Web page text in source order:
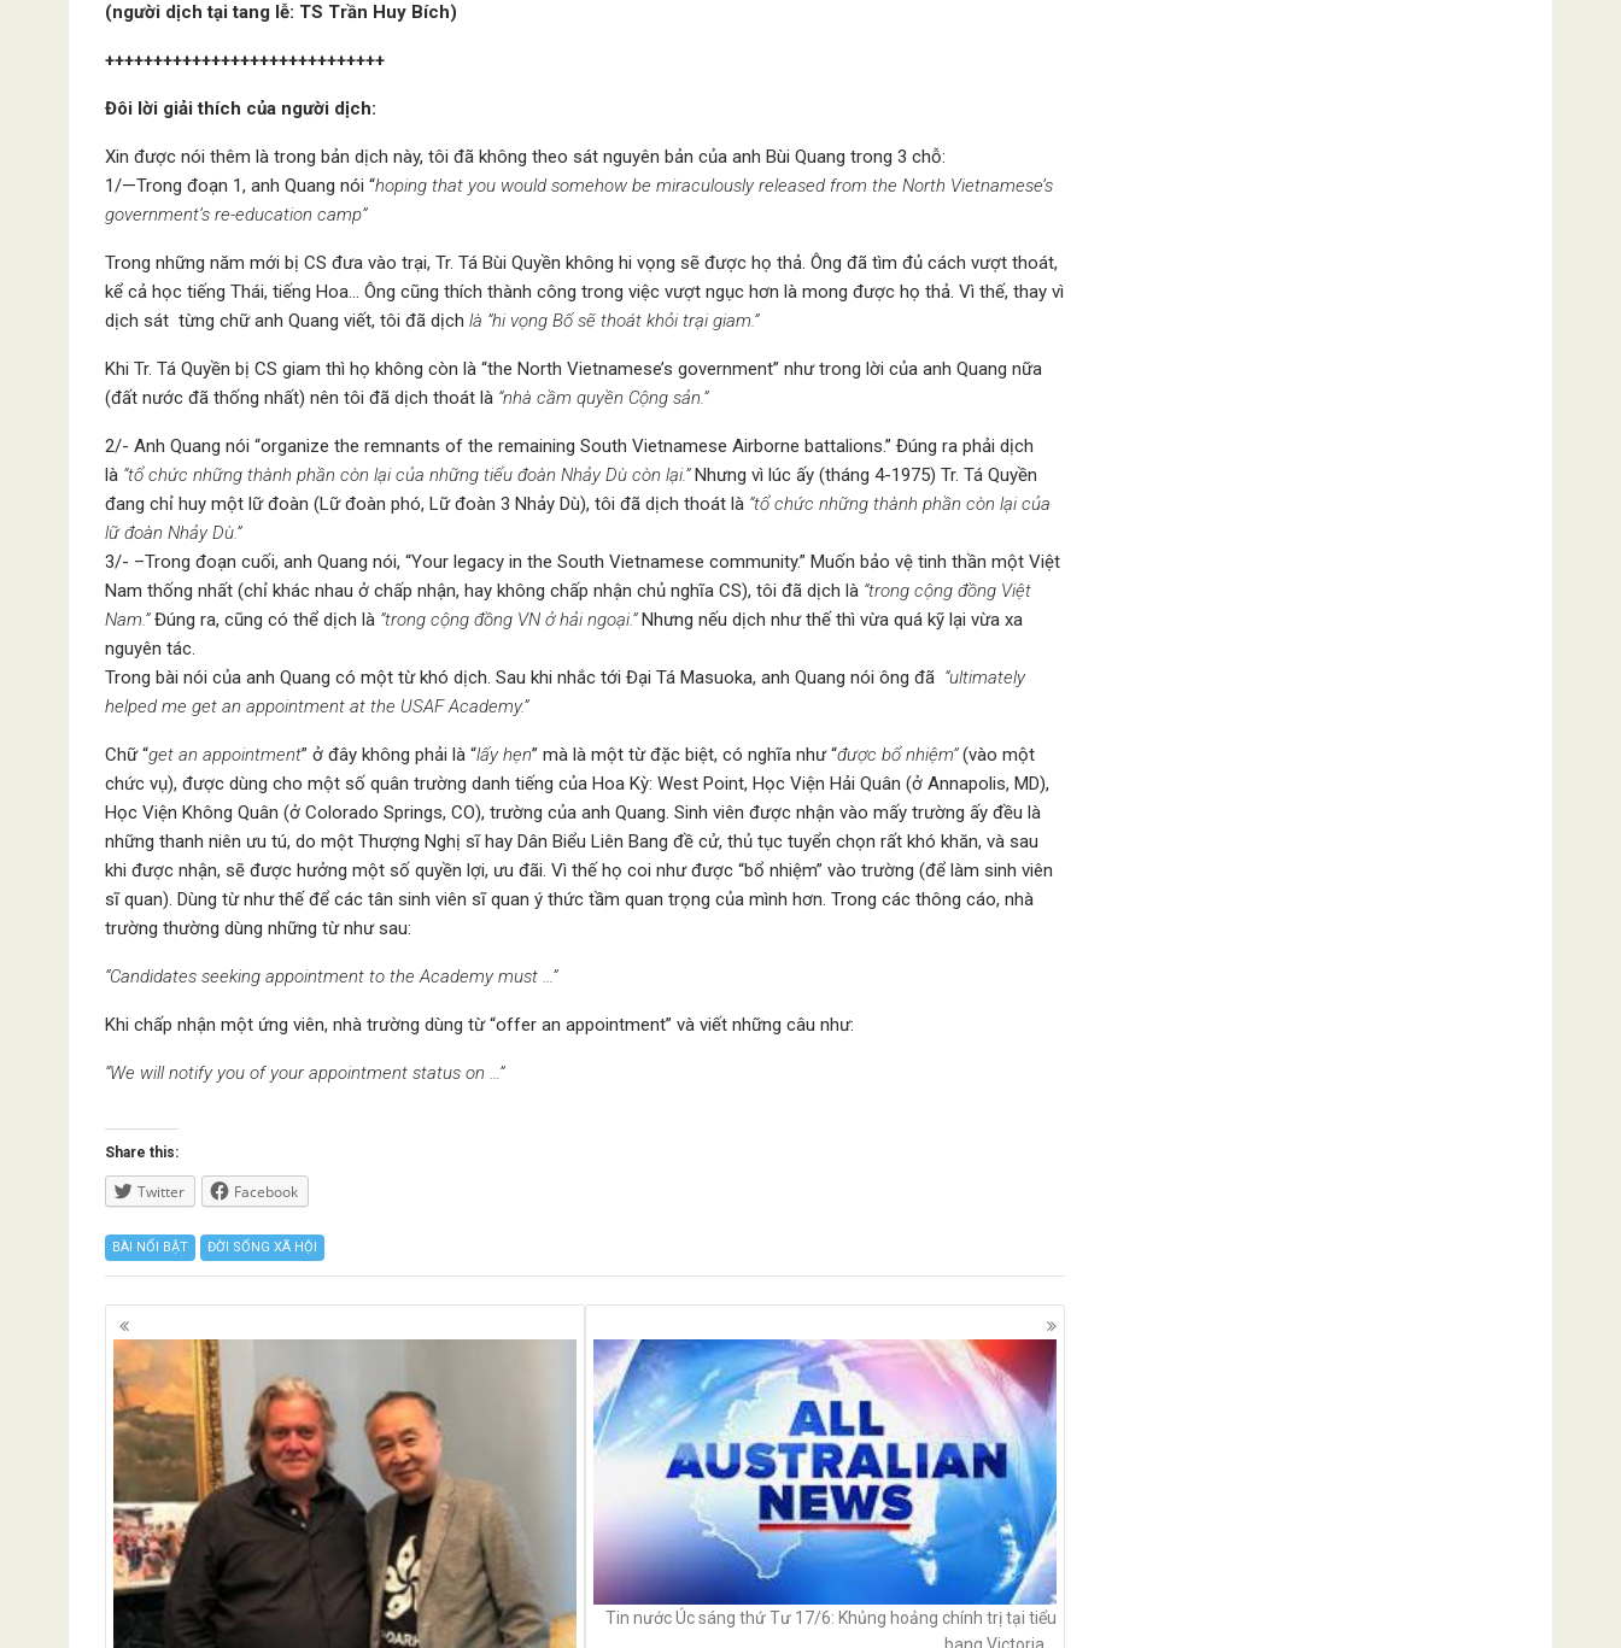
(người dịch tại tang lễ: TS Trần Huy Bích)
+++++++++++++++++++++++++++++
Đôi lời giải thích của người dịch:
Xin được nói thêm là trong bản dịch này, tôi đã không theo sát nguyên bản của anh Bùi Quang trong 3 chỗ:
1/—Trong đoạn 1, anh Quang nói “hoping that you would somehow be miraculously released from the North Vietnamese’s
government’s re-education camp”
Trong những năm mới bị CS đưa vào trại, Tr. Tá Bùi Quyền không hi vọng sẽ được họ thả. Ông đã tìm đủ cách vượt thoát,
kể cả học tiếng Thái, tiếng Hoa… Ông cũng thích thành công trong việc vượt ngục hơn là mong được họ thả. Vì thế, thay vì
dịch sát từng chữ anh Quang viết, tôi đã dịch là ”hi vọng Bố sẽ thoát khỏi trại giam.”
Khi Tr. Tá Quyền bị CS giam thì họ không còn là “the North Vietnamese’s government” như trong lời của anh Quang nữa
(đất nước đã thống nhất) nên tôi đã dịch thoát là “nhà cầm quyền Cộng sản.”
2/- Anh Quang nói “organize the remnants of the remaining South Vietnamese Airborne battalions.” Đúng ra phải dịch
là “tổ chức những thành phần còn lại của những tiểu đoàn Nhảy Dù còn lại.”Nhưng vì lúc ấy (tháng 4-1975) Tr. Tá Quyền
đang chỉ huy một lữ đoàn (Lữ đoàn phó, Lữ đoàn 3 Nhảy Dù), tôi đã dịch thoát là “tổ chức những thành phần còn lại của
lữ đoàn Nhảy Dù.”
3/- –Trong đoạn cuối, anh Quang nói, “Your legacy in the South Vietnamese community.” Muốn bảo vệ tinh thần một Việt
Nam thống nhất (chỉ khác nhau ở chấp nhận, hay không chấp nhận chủ nghĩa CS), tôi đã dịch là “trong cộng đồng Việt
Nam.”Đúng ra, cũng có thể dịch là ”trong cộng đồng VN ở hải ngoại.”Nhưng nếu dịch như thế thì vừa quá kỹ lại vừa xa
nguyên tác.
Trong bài nói của anh Quang có một từ khó dịch. Sau khi nhắc tới Đại Tá Masuoka, anh Quang nói ông đã “ultimately
helped me get an appointment at the USAF Academy.”
Chữ “get an appointment” ở đây không phải là “lấy hẹn” mà là một từ đặc biệt, có nghĩa như “được bổ nhiệm”(vào một
chức vụ), được dùng cho một số quân trường danh tiếng của Hoa Kỳ: West Point, Học Viện Hải Quân (ở Annapolis, MD),
Học Viện Không Quân (ở Colorado Springs, CO), trường của anh Quang. Sinh viên được nhận vào mấy trường ấy đều là
những thanh niên ưu tú, do một Thượng Nghị sĩ hay Dân Biểu Liên Bang đề cử, thủ tục tuyển chọn rất khó khăn, và sau
khi được nhận, sẽ được hưởng một số quyền lợi, ưu đãi. Vì thế họ coi như được “bổ nhiệm” vào trường (để làm sinh viên
sĩ quan). Dùng từ như thế để các tân sinh viên sĩ quan ý thức tầm quan trọng của mình hơn. Trong các thông cáo, nhà
trường thường dùng những từ như sau:
“Candidates seeking appointment to the Academy must …”
Khi chấp nhận một ứng viên, nhà trường dùng từ “offer an appointment” và viết những câu như:
“We will notify you of your appointment status on …”
Share this:
Twitter Facebook
BÀI NỔI BẬT ĐỜI SỐNG XÃ HỘI
Posts
navigation
Tin nước Úc sáng thứ Tư 17/6: Khủng hoảng chính trị tại tiểu